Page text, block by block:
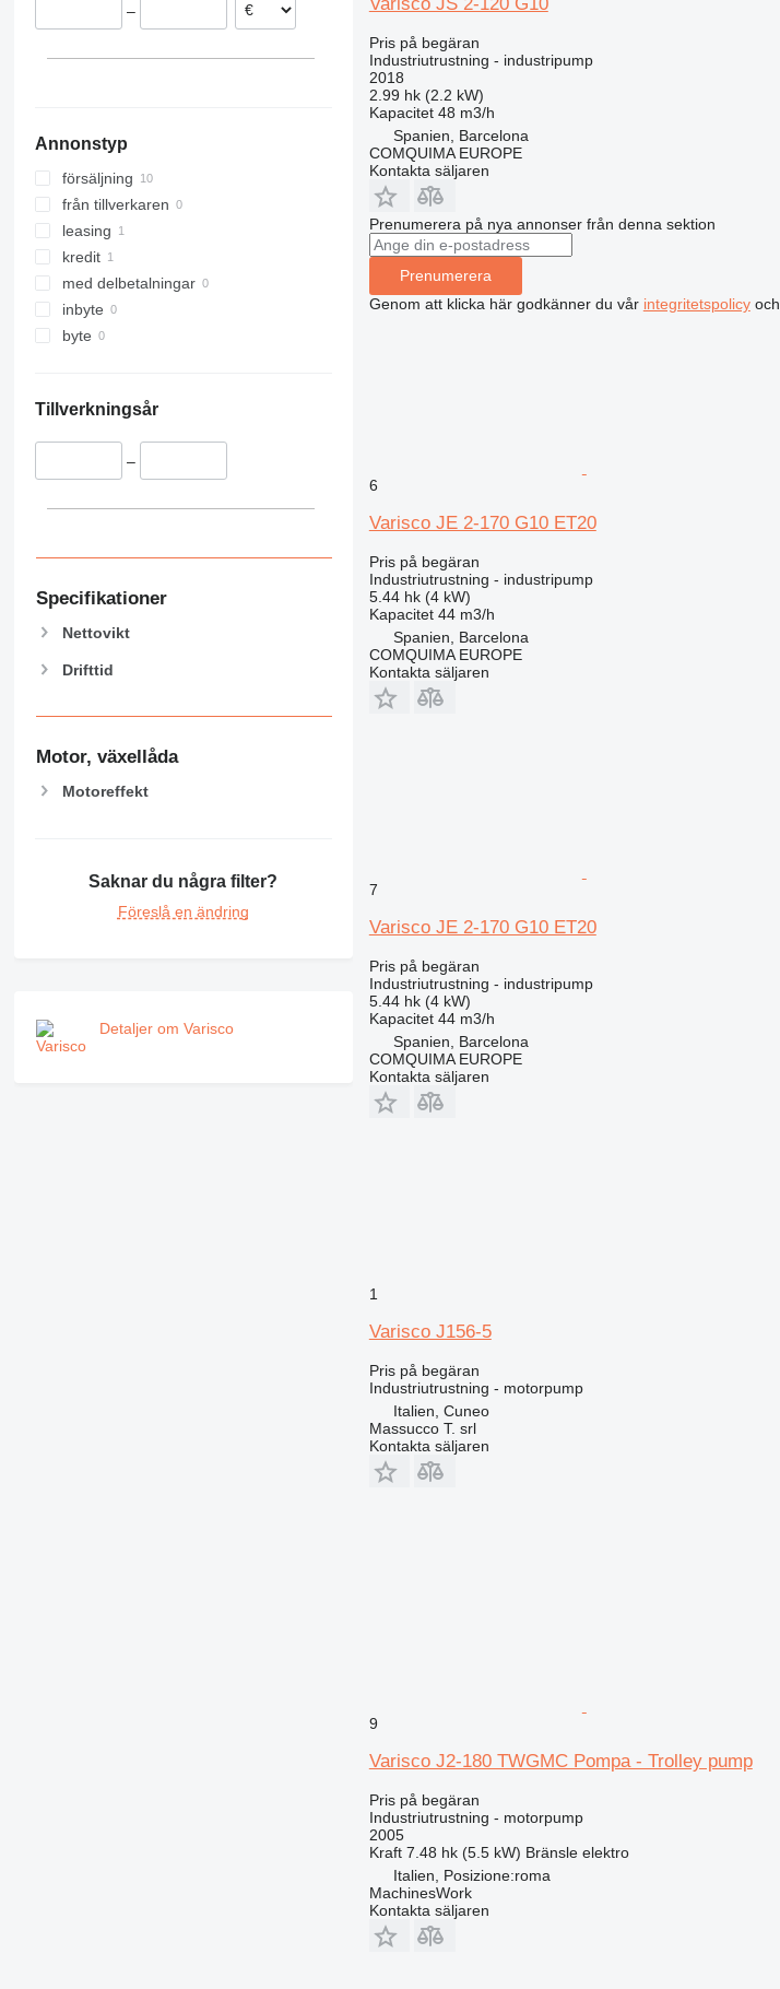
–
Annonstyp
försäljning
från tillverkaren
leasing
kredit
med delbetalningar
inbyte
byte
Tillverkningsår
–
Specifikationer
Nettovikt
Drifttid
Motor, växellåda
Motoreffekt
Saknar du några filter?
Föreslå en ändring
Detaljer om Varisco
Pris på begäran
Industriutrustning - industripump
2018
2.99 hk (2.2 kW)
Kapacitet 48 m3/h
Spanien, Barcelona
COMQUIMA EUROPE
Kontakta säljaren
Prenumerera på nya annonser från denna sektion
Prenumerera
Genom att klicka här godkänner du vår integritetspolicyoch
6
Varisco JE 2-170 G10 ET20
Pris på begäran
Industriutrustning - industripump
5.44 hk (4 kW)
Kapacitet 44 m3/h
Spanien, Barcelona
COMQUIMA EUROPE
Kontakta säljaren
7
Varisco JE 2-170 G10 ET20
Pris på begäran
Industriutrustning - industripump
5.44 hk (4 kW)
Kapacitet 44 m3/h
Spanien, Barcelona
COMQUIMA EUROPE
Kontakta säljaren
1
Varisco J156-5
Pris på begäran
Industriutrustning - motorpump
Italien, Cuneo
Massucco T. srl
Kontakta säljaren
9
Varisco J2-180 TWGMC Pompa - Trolley pump
Pris på begäran
Industriutrustning - motorpump
2005
Kraft 7.48 hk (5.5 kW) Bränsle elektro
Italien, Posizione:roma
MachinesWork
Kontakta säljaren